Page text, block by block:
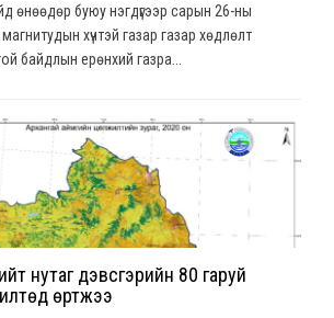
өнөөдөр буюу нэгдүгээр сарын 26-ны
хүчтэй газар газар хөдлөлт
байдлын ерөнхий газра...
нутаг дэвсгэрийн 80 гаруй
өртжээ